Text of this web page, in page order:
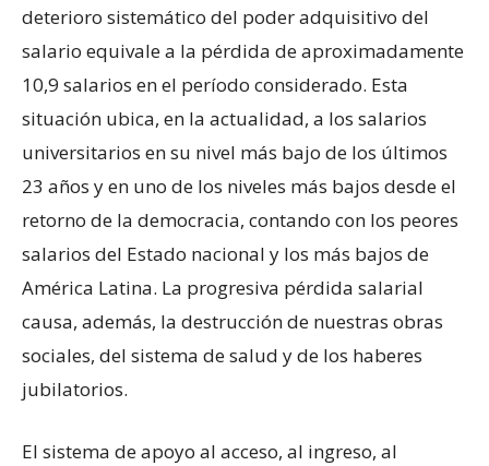
deterioro sistemático del poder adquisitivo del
salario equivale a la pérdida de aproximadamente
10,9 salarios en el período considerado. Esta
situación ubica, en la actualidad, a los salarios
universitarios en su nivel más bajo de los últimos
23 años y en uno de los niveles más bajos desde el
retorno de la democracia, contando con los peores
salarios del Estado nacional y los más bajos de
América Latina. La progresiva pérdida salarial
causa, además, la destrucción de nuestras obras
sociales, del sistema de salud y de los haberes
jubilatorios.
El sistema de apoyo al acceso, al ingreso, al